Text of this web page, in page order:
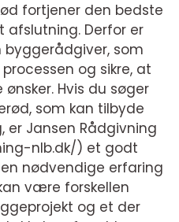
fortjener den bedste
afslutning. Derfor er
som
og sikre, at
Hvis du søger
som kan tilbyde
er Jansen Rådgivning
nlb.dk/) et godt
nødvendige erfaring
være forskellen
og et der